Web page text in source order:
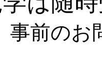
前のお